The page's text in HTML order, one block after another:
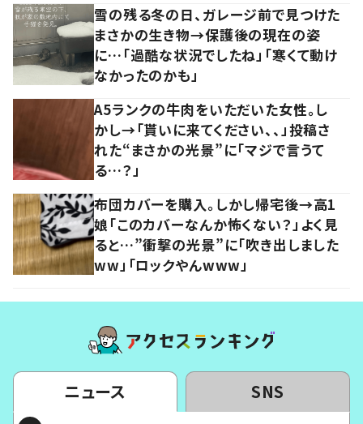
雪の残る冬の日、ガレージ前で見つけた
まさかの生き物→保護後の現在の姿
に…「過酷な状況でしたね」「寒くて動け
なかったのかも」
A5ランクの牛肉をいただいた女性。し
かし→「貰いに来てください、、」投稿さ
れた“まさかの光景”に「マジで言うて
る…？」
布団カバーを購入。しかし帰宅後→高1
娘「このカバーなんか怖くない？」よく見
ると…”衝撃の光景”に「吹き出しました
ww」「ロックやんwww」
ニュース SNS